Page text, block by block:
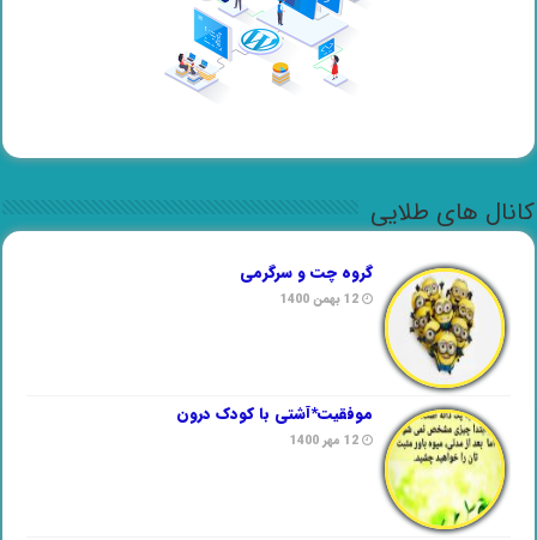
کانال های طلایی
گروه چت و سرگرمی
12 بهمن 1400
موفقیت*آشتی با کودک درون
12 مهر 1400